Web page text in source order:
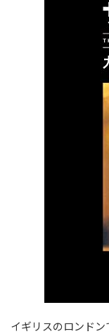
イギリスのロンド